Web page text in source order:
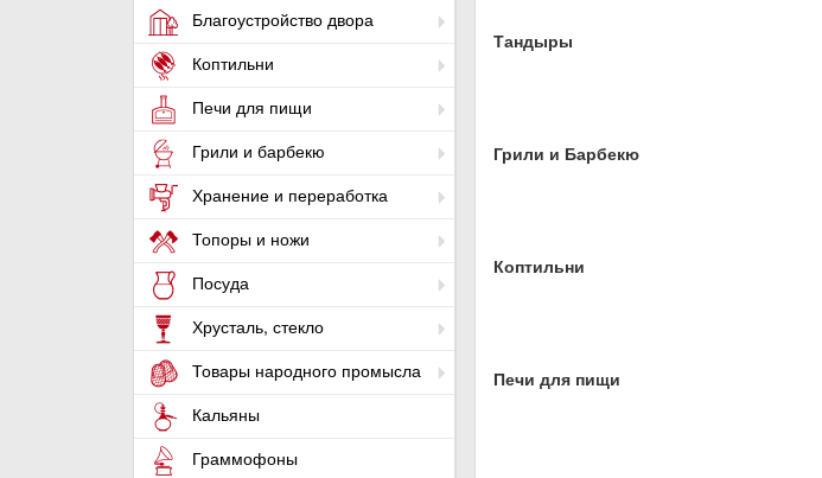
Благоустройство двора
Коптильни
Печи для пищи
Грили и барбекю
Хранение и переработка
Топоры и ножи
Посуда
Хрусталь, стекло
Товары народного промысла
Кальяны
Граммофоны
Тандыры
Грили и Барбекю
Коптильни
Печи для пищи